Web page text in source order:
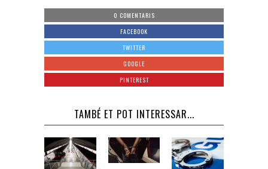
0 COMENTARIS
FACEBOOK
TWITTER
GOOGLE
PINTEREST
TAMBÉ ET POT INTERESSAR...